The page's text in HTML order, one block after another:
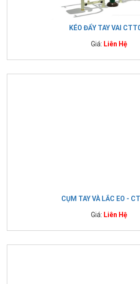
KÉO ĐẨY TAY VAI
Giá: Liên Hệ
CỤM TAY VÀ LẮC EO -
Giá: Liên Hệ